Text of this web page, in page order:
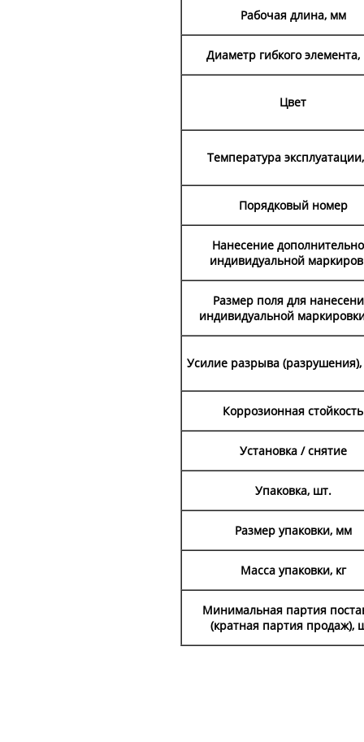
Рабочая длина, мм
Диаметр гибкого
Цвет
Температура
Порядковый номер
Нанесение
индивидуальной
Размер поля для
индивидуальной
Усилие разрыва (разрушения),
Коррозионная стойкость
Установка / снятие
Упаковка, шт.
Размер упаковки, мм
Масса упаковки, кг
Минимальная партия
(кратная партия продаж),